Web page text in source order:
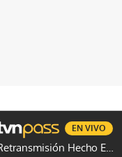
GENTE TVN
Retransmisión Hecho En Panamá
EN VIVO